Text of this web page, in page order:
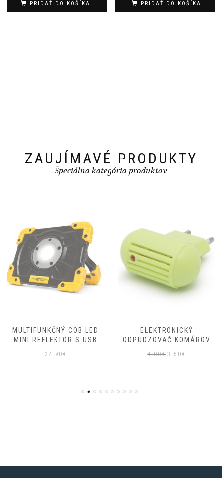
509.00€.
399.00€.
PRIDAŤ DO KOŠÍKA PRIDAŤ DO KOŠÍKA
ZAUJÍMAVÉ PRODUKTY
Špeciálna kategória produktov
MULTIFUNKČNÝ COB LED
MINI REFLEKTOR S USB
24.90 €
ELEKTRONICKÝ
ODPUDZOVAČ KOMÁROV
4.00€ Pôvodná
3.50 €